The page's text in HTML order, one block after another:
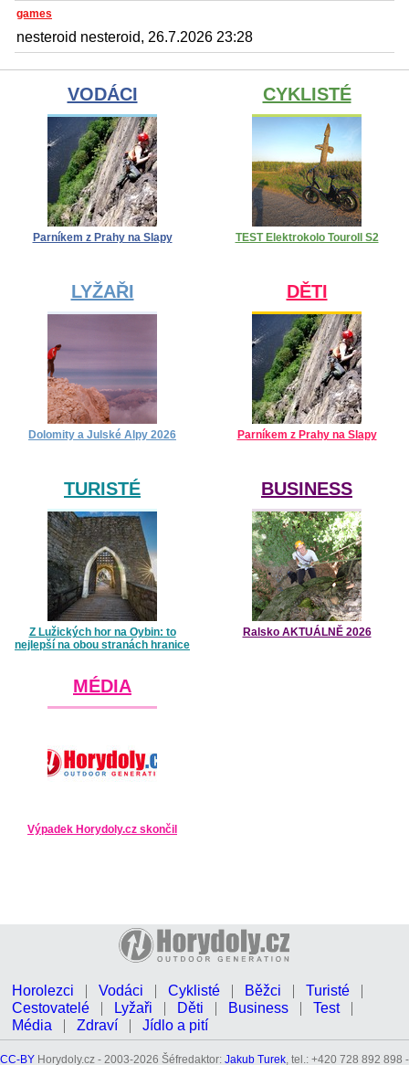
games
nesteroid nesteroid, 26.7.2026 23:28
VODÁCI
Parníkem z Prahy na Slapy
CYKLISTÉ
TEST Elektrokolo Touroll S2
LYŽAŘI
Dolomity a Julské Alpy 2026
DĚTI
Parníkem z Prahy na Slapy
TURISTÉ
Z Lužických hor na Oybin: to
nejlepší na obou stranách hranice
BUSINESS
Ralsko AKTUÁLNĚ 2026
MÉDIA
Výpadek Horydoly.cz skončil
Horolezci Vodáci Cyklisté Běžci
Turisté
Cestovatelé
Lyžaři Děti Business
Test
Média
Zdraví Jídlo a pití
CC-BY Horydoly.cz - 2003-2026 Šéfredaktor: Jakub Turek , tel.: +420 728 892 898 -